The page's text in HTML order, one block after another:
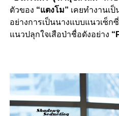
ตัวของ “แตงโม” เคยทำงานเ
อย่างการเป็นนางแบบแนวเซ็
แนวปลุกใจเสือป่าชื่อดังอย่าง